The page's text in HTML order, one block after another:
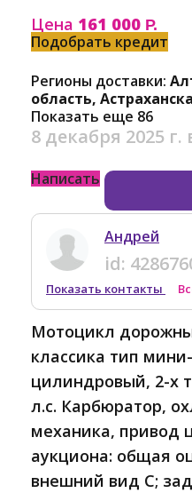
Цена 161 000 Р.
Подобрать кредит
Регионы доставки:
область,
Показать еще 86
8 декабря 2025 г.
Написать
Андрей
id:
Показать контакты
Мотоцикл
классика тип
цилиндровый, 2-х
л.с. Карбюратор,
механика, привод
аукциона: общая
внешний вид C;